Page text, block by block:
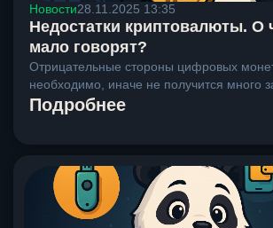
Новости28.11.2025 13:35
Недостатки криптовалюты. О
мало говорят?
Отрицательные стороны цифровых
необходимо, иначе не получится много
Подробнее